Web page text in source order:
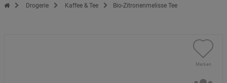
Zur Startseite des Kopp Verlag Online-Shop
Drogerie Kaffee & Tee Bio-Zitronenmelisse Tee
Merken